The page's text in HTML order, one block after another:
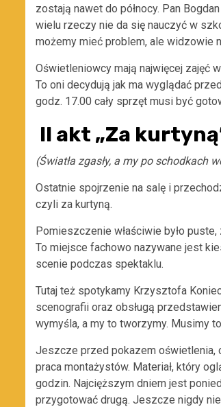
zostają nawet do północy. Pan
wielu rzeczy nie da się nauczyć w
możemy mieć problem, ale widzowie
Oświetleniowcy mają najwięcej zajęć
To oni decydują jak ma wyglądać
godz. 17.00 cały sprzęt musi być
II akt „Za
(Światła zgasły, a my po schodkach
Ostatnie spojrzenie na salę i
czyli za kurtyną.
Pomieszczenie właściwie było
To miejsce fachowo nazywane jest
scenie podczas spektaklu.
Tutaj też spotykamy Krzysztofa
scenografii oraz obsługą
wymyśla, a my to tworzymy. Musimy
Jeszcze przed pokazem oświetlenia,
praca montażystów. Materiał, który
godzin. Najcięższym dniem jest
przygotować drugą. Jeszcze nigdy